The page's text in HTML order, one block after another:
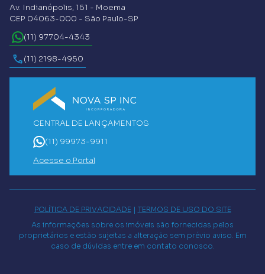
Av. Indianópolis, 151 - Moema
CEP 04063-000 - São Paulo-SP
(11) 97704-4343
(11) 2198-4950
CENTRAL DE LANÇAMENTOS
(11) 99973-9911
Acesse o Portal
POLÍTICA DE PRIVACIDADE | TERMOS DE USO DO SITE
As informações sobre os imóveis são fornecidas pelos
proprietários e estão sujeitas a alteração sem prévio aviso. Em
caso de dúvidas entre em contato conosco.